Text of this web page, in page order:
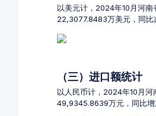
以美元计，2024年10月河
22,3077.8483万美元，同比
（三）进口额统计
以人民币计，2024年10月
49,9345.8639万元，同比增